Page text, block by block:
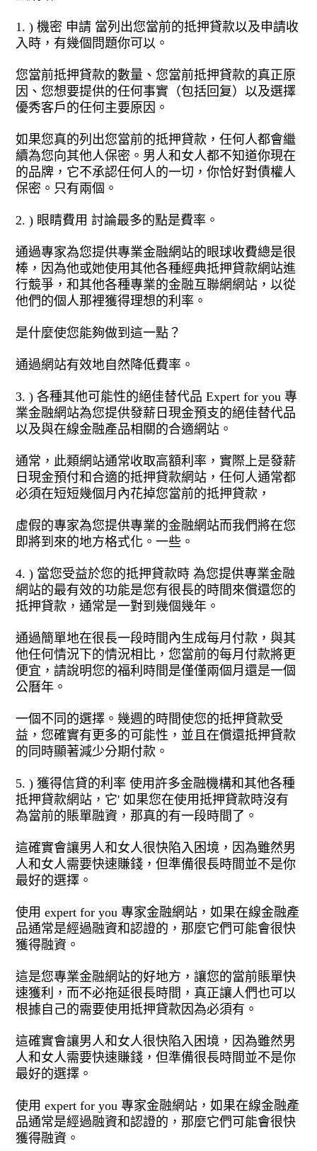
1. ) 機密 申請 當列出您當前的抵押貸款以及申請收
入時，有幾個問題你可以。
您當前抵押貸款的數量、您當前抵押貸款的真正原
因、您想要提供的任何事實（包括回复）以及選擇
優秀客戶的任何主要原因。
如果您真的列出您當前的抵押貸款，任何人都會繼
續為您向其他人保密。男人和女人都不知道你現在
的品牌，它不承認任何人的一切，你恰好對債權人
保密。只有兩個。
2. ) 眼睛費用 討論最多的點是費率。
通過專家為您提供專業金融網站的眼球收費總是很
棒，因為他或她使用其他各種經典抵押貸款網站進
行競爭，和其他各種專業的金融互聯網網站，以從
他們的個人那裡獲得理想的利率。
是什麼使您能夠做到這一點？
通過網站有效地自然降低費率。
3. ) 各種其他可能性的絕佳替代品 Expert for you 專
業金融網站為您提供發薪日現金預支的絕佳替代品
以及與在線金融產品相關的合適網站。
通常，此類網站通常收取高額利率，實際上是發薪
日現金預付和合適的抵押貸款網站，任何人通常都
必須在短短幾個月內花掉您當前的抵押貸款，
虛假的專家為您提供專業的金融網站而我們將在您
即將到來的地方格式化。一些。
4. ) 當您受益於您的抵押貸款時 為您提供專業金融
網站的最有效的功能是您有很長的時間來償還您的
抵押貸款，通常是一對到幾個幾年。
通過簡單地在很長一段時間內生成每月付款，與其
他任何情況下的情況相比，您當前的每月付款將更
便宜，請說明您的福利時間是僅僅兩個月還是一個
公曆年。
一個不同的選擇。幾週的時間使您的抵押貸款受
益，您確實有更多的可能性，並且在償還抵押貸款
的同時顯著減少分期付款。
5. ) 獲得信貸的利率 使用許多金融機構和其他各種
抵押貸款網站，它' 如果您在使用抵押貸款時沒有
為當前的賬單融資，那真的有一段時間了。
這確實會讓男人和女人很快陷入困境，因為雖然男
人和女人需要快速賺錢，但準備很長時間並不是你
最好的選擇。
使用 expert for you 專家金融網站，如果在線金融產
品通常是經過融資和認證的，那麼它們可能會很快
獲得融資。
這是您專業金融網站的好地方，讓您的當前賬單快
速獲利，而不必拖延很長時間，真正讓人們也可以
根據自己的需要使用抵押貸款因為必須有。
這確實會讓男人和女人很快陷入困境，因為雖然男
人和女人需要快速賺錢，但準備很長時間並不是你
最好的選擇。
使用 expert for you 專家金融網站，如果在線金融產
品通常是經過融資和認證的，那麼它們可能會很快
獲得融資。